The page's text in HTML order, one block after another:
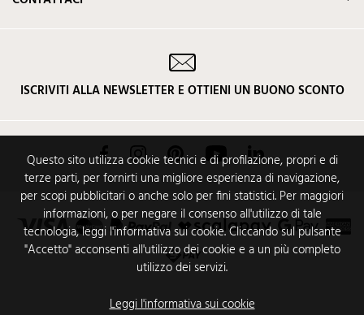
Questo sito utilizza cookie tecnici e di profilazione, propri e di
terze parti, per fornirti una migliore esperienza di navigazione,
per scopi pubblicitari o anche solo per fini statistici. Per maggiori
informazioni, o per negare il consenso all'utilizzo di tale
tecnologia, leggi l'informativa sui cookie. Cliccando sul pulsante
"Accetto" acconsenti all'utilizzo dei cookie e a un più completo
utilizzo dei servizi.
Leggi l'informativa sui cookie
ISCRIVITI ALLA NEWSLETTER E OTTIENI UN BUONO SCONTO
FacebookInstagramPinterest YouTube